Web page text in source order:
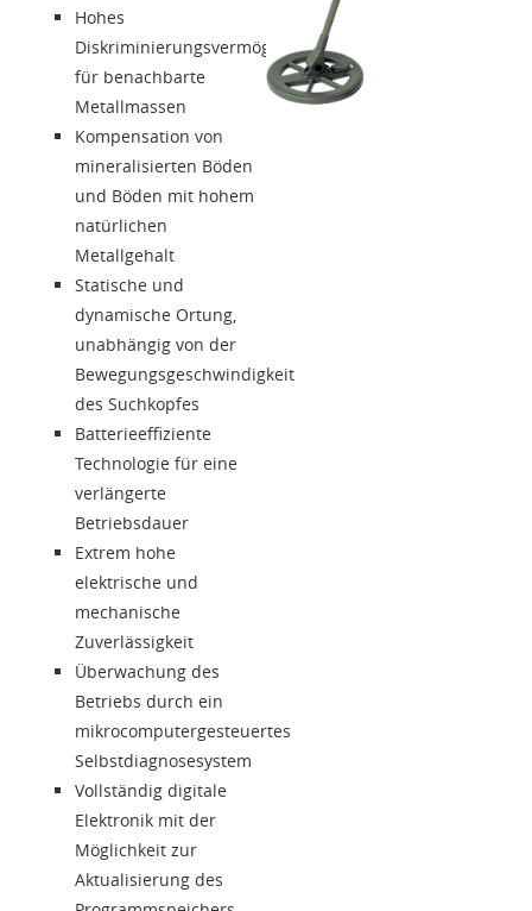
Hohes
Diskriminierungsvermögen
für benachbarte
Metallmassen
Kompensation von
mineralisierten Böden
und Böden mit hohem
natürlichen
Metallgehalt
Statische und
dynamische Ortung,
unabhängig von der
Bewegungsgeschwindigkeit
des Suchkopfes
Batterieeffiziente
Technologie für eine
verlängerte
Betriebsdauer
Extrem hohe
elektrische und
mechanische
Zuverlässigkeit
Überwachung des
Betriebs durch ein
mikrocomputergesteuertes
Selbstdiagnosesystem
Vollständig digitale
Elektronik mit der
Möglichkeit zur
Aktualisierung des